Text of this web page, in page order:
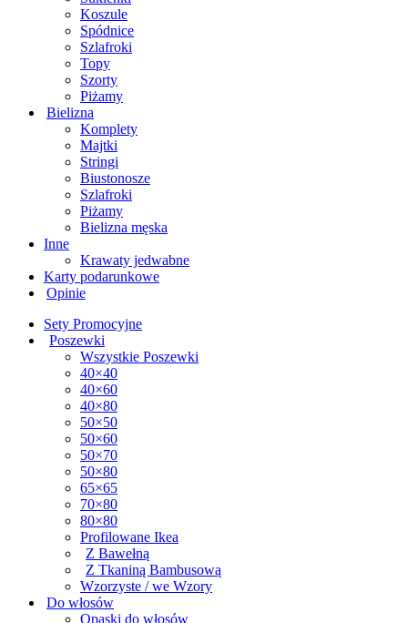
Koszule
Spódnice
Szlafroki
Topy
Szorty
Piżamy
Bielizna
Komplety
Majtki
Stringi
Biustonosze
Szlafroki
Piżamy
Bielizna męska
Inne
Krawaty jedwabne
Karty podarunkowe
Opinie
Sety Promocyjne
Poszewki
Wszystkie Poszewki
40×40
40×60
40×80
50×50
50×60
50×70
50×80
65×65
70×80
80×80
Profilowane Ikea
Z Bawełną
Z Tkaniną Bambusową
Wzorzyste / we Wzory
Do włosów
Opaski do włosów